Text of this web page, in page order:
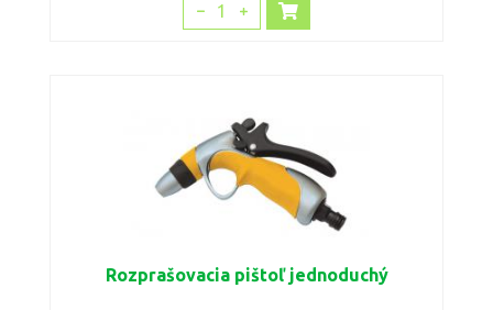
1
Rozprašovacia pištoľ jednoduchý